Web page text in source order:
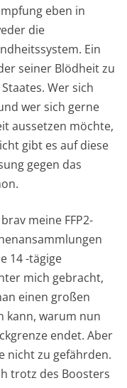
eben in
die
Ein
seiner Blödheit zu
Wer sich
wer sich gerne
aussetzen möchte,
gibt es auf diese
gegen das
meine FFP2-
14 -tägige
mich gebracht,
einen großen
kann, warum nun
endet. Aber
nicht zu gefährden.
trotz des Boosters